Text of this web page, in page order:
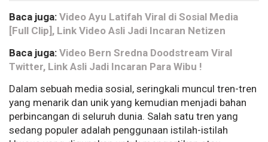
Baca juga: Video Ayu Latifah Viral di Sosial Media
[Full Clip], Link Video Asli Jadi Incaran Netizen
Baca juga: Video Bern Sredna Doodstream Viral
Twitter, Link Asli Jadi Incaran Para Wibu !
Dalam sebuah media sosial, seringkali muncul tren-tren
yang menarik dan unik yang kemudian menjadi bahan
perbincangan di seluruh dunia. Salah satu tren yang
sedang populer adalah penggunaan istilah-istilah